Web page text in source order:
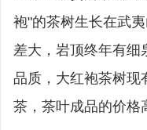
袍"的茶树生长在武
差大，岩顶终年有细
品质，大红袍茶树现
茶，茶叶成品的价格